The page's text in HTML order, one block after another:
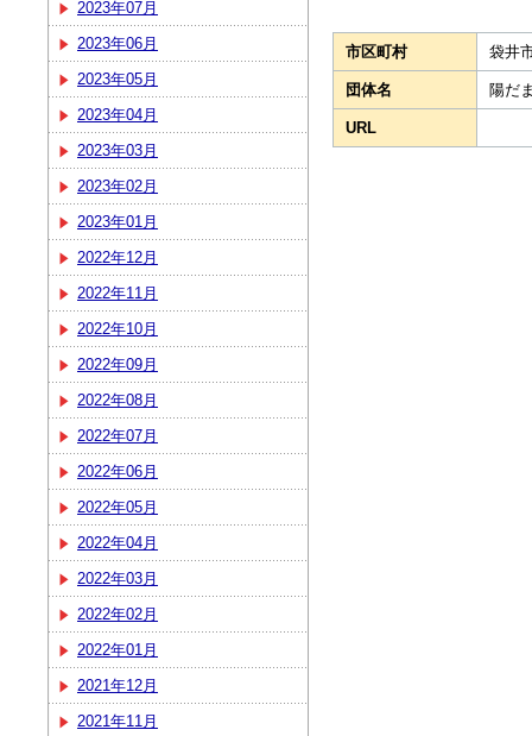
2023年07月
2023年06月
2023年05月
2023年04月
2023年03月
2023年02月
2023年01月
2022年12月
2022年11月
2022年10月
2022年09月
2022年08月
2022年07月
2022年06月
2022年05月
2022年04月
2022年03月
2022年02月
2022年01月
2021年12月
2021年11月
市区町村 袋井
団体名 陽だ
URL